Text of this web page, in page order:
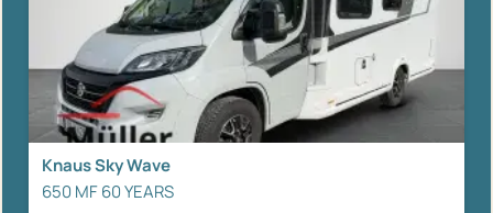
Knaus Sky Wave
650 MF 60 YEARS